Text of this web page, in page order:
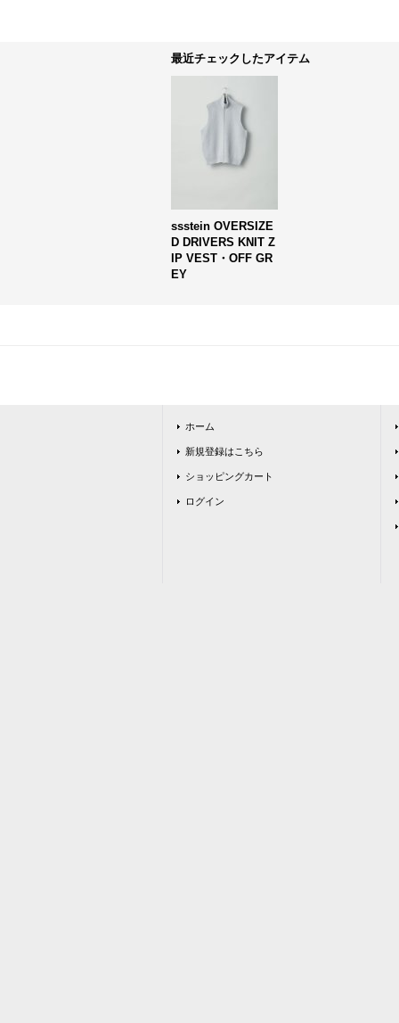
最近チェックしたアイテム
ssstein OVERSIZE
D DRIVERS KNIT Z
IP VEST・OFF GR
EY
ホーム
新規登録はこちら
ショッピングカート
ログイン